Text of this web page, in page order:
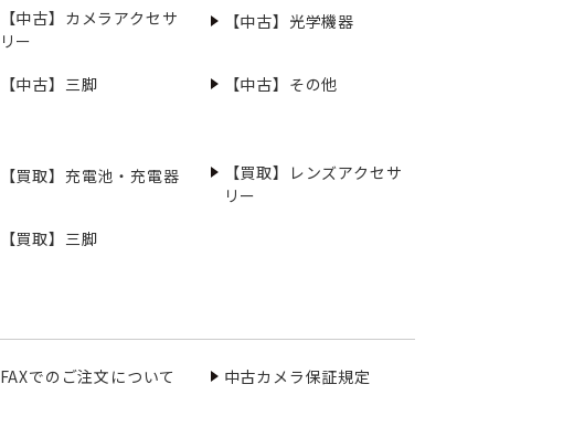
【中古】カメラアクセサ
リー
【中古】光学機器
【中古】三脚 【中古】その他
【買取】充電池・充電器
【買取】レンズアクセサ
リー
【買取】三脚
FAXでのご注文について 中古カメラ保証規定